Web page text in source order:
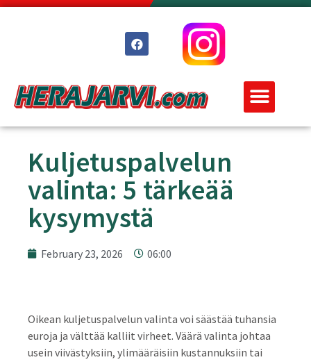
Kuljetuspalvelun
valinta: 5 tärkeää
kysymystä
February 23, 2026 06:00
Oikean kuljetuspalvelun valinta voi säästää tuhansia
euroja ja välttää kalliit virheet. Väärä valinta johtaa
usein viivästyksiin, ylimääräisiin kustannuksiin tai